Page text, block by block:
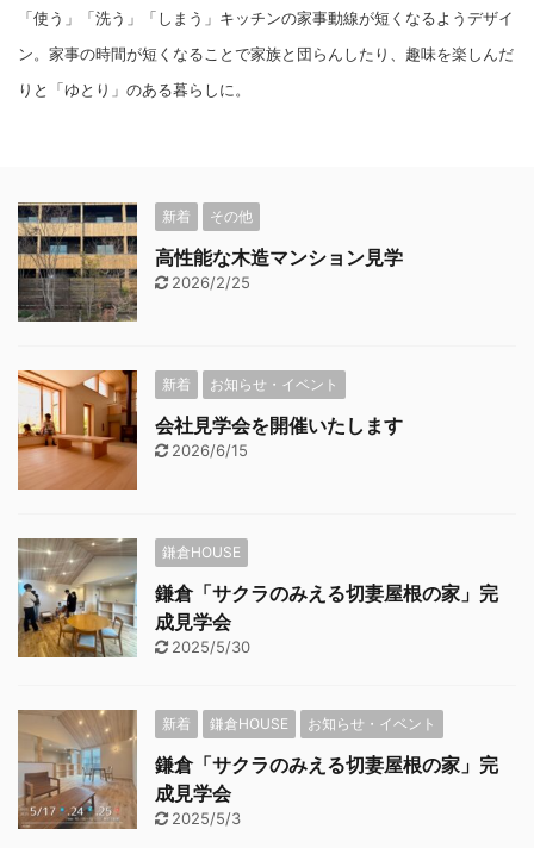
「使う」「洗う」「しまう」キッチンの家事動線が短くなるようデザイ
ン。家事の時間が短くなることで家族と団らんしたり、趣味を楽しんだ
りと「ゆとり」のある暮らしに。
新着 その他
高性能な木造マンション見学
2026/2/25
新着 お知らせ・イベント
会社見学会を開催いたします
2026/6/15
鎌倉HOUSE
鎌倉「サクラのみえる切妻屋根の家」完
成見学会
2025/5/30
新着 鎌倉HOUSE お知らせ・イベント
鎌倉「サクラのみえる切妻屋根の家」完
成見学会
2025/5/3